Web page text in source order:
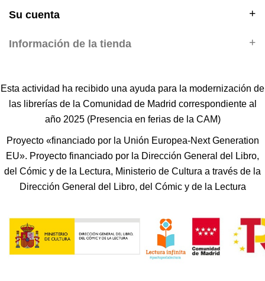
Su cuenta
Información de la tienda
Esta actividad ha recibido una ayuda para la modernización de
las librerías de la Comunidad de Madrid correspondiente al
año 2025 (Presencia en ferias de la CAM)
Proyecto «financiado por la Unión Europea-Next Generation
EU». Proyecto financiado por la Dirección General del Libro,
del Cómic y de la Lectura, Ministerio de Cultura a través de la
Dirección General del Libro, del Cómic y de la Lectura